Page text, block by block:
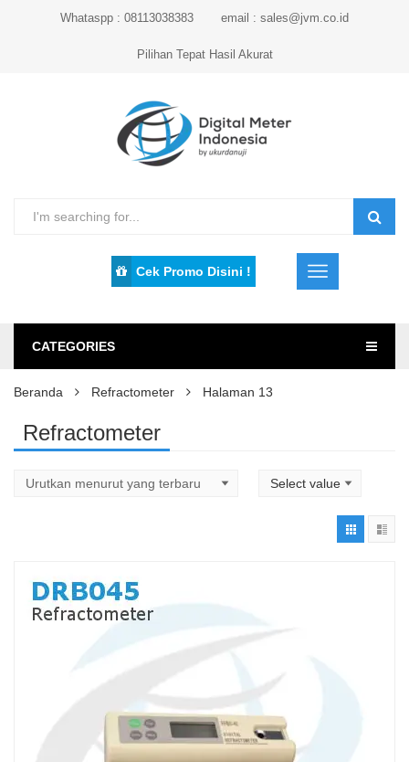
Whataspp : 08113038383 email : sales@jvm.co.id
Pilihan Tepat Hasil Akurat
Cek Promo Disini !
CATEGORIES
Beranda Refractometer Halaman 13
Refractometer